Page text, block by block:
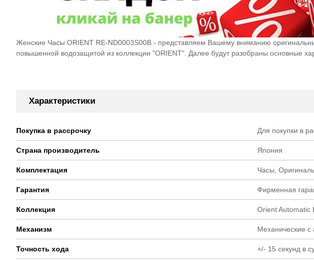
Женские Часы ORIENT RE-ND0003S00B - представляем Вашему вниманию
повышенной водозащитой из коллекции "ORIENT". Далее будут разобраны основные
Характеристики
Покупка в рассрочку Для покупки в
Страна производитель Япония
Комплектация Часы,
Гарантия Фирменная
Коллекция Orient Automatic
Механизм Механические с
Точность хода +/- 15 секунд в